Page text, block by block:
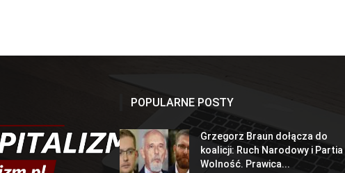
POPULARNE POSTY
Grzegorz Braun dołącza do
koalicji: Ruch Narodowy i Partia
Wolność. Prawica...